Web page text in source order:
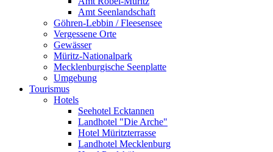
Amt Seenlandschaft
Göhren-Lebbin / Fleesensee
Vergessene Orte
Gewässer
Müritz-Nationalpark
Mecklenburgische Seenplatte
Umgebung
Tourismus
Hotels
Seehotel Ecktannen
Landhotel "Die Arche"
Hotel Müritzterrasse
Landhotel Mecklenburg